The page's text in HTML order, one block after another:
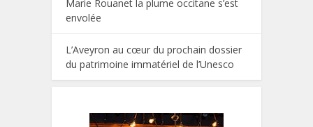
Marie Rouanet la plume occitane s’est
envolée
L’Aveyron au cœur du prochain dossier
du patrimoine immatériel de l’Unesco